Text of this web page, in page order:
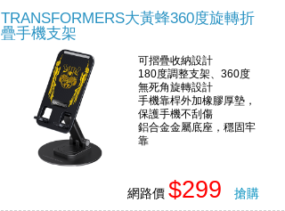
TRANSFORMERS大黃蜂360度旋轉折
疊手機支架
可摺疊收納設計
180度調整支架、360度
無死角旋轉設計
手機靠桿外加橡膠厚墊，
保護手機不刮傷
鋁合金金屬底座，穩固牢
靠
網路價 $299 搶購